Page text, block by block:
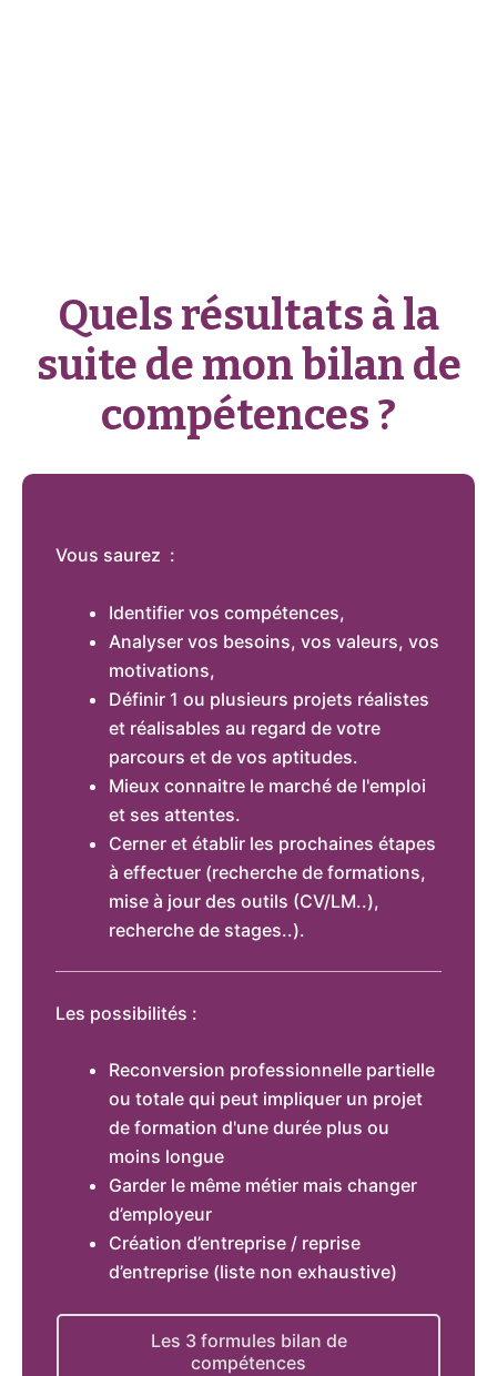
Quels résultats à la
suite de mon bilan de
compétences ?
Vous saurez :
Identifier vos compétences,
Analyser vos besoins, vos valeurs, vos
motivations,
Définir 1 ou plusieurs projets réalistes
et réalisables au regard de votre
parcours et de vos aptitudes.
Mieux connaitre le marché de l'emploi
et ses attentes.
Cerner et établir les prochaines étapes
à effectuer (recherche de formations,
mise à jour des outils (CV/LM..),
recherche de stages..).
Les possibilités :
Reconversion professionnelle partielle
ou totale qui peut impliquer un projet
de formation d'une durée plus ou
moins longue
Garder le même métier mais changer
d’employeur
Création d’entreprise / reprise
d’entreprise (liste non exhaustive)
Les 3 formules bilan de
compétences